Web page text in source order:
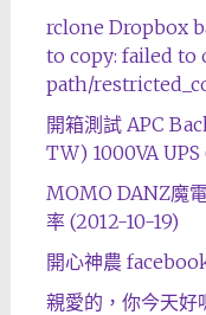
rclone Dropbox
to copy: failed to
path/
開箱測試 APC
TW) 1000VA UPS
MOMO DANZ魔
率 (2012-10-19)
開心神農
親愛的，你今天